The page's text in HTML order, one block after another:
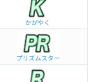
かがやく
プリズムスター